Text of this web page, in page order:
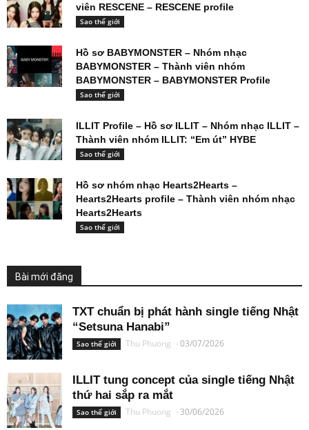
viên RESCENE – RESCENE profile
Sao thế giới
Hồ sơ BABYMONSTER – Nhóm nhạc
BABYMONSTER – Thành viên nhóm
BABYMONSTER – BABYMONSTER Profile
Sao thế giới
ILLIT Profile – Hồ sơ ILLIT – Nhóm nhạc ILLIT –
Thành viên nhóm ILLIT: “Em út” HYBE
Sao thế giới
Hồ sơ nhóm nhạc Hearts2Hearts –
Hearts2Hearts profile – Thành viên nhóm nhạc
Hearts2Hearts
Sao thế giới
Bài mới đăng
TXT chuẩn bị phát hành single tiếng Nhật
“Setsuna Hanabi”
Sao thế giới Thu Phuong -03/07/2026
ILLIT tung concept của single tiếng Nhật
thứ hai sắp ra mắt
Sao thế giới Thu Phuong - 30/06/2026